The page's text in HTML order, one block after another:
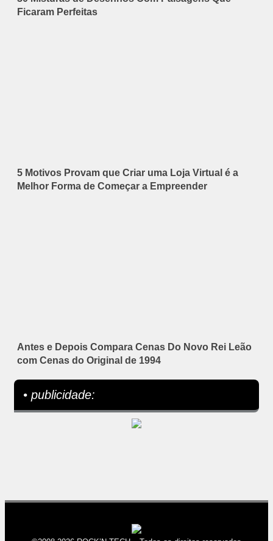
Ficaram Perfeitas
5 Motivos Provam que Criar uma Loja Virtual é a
Melhor Forma de Começar a Empreender
Antes e Depois Compara Cenas Do Novo Rei Leão
com Cenas do Original de 1994
• publicidade: